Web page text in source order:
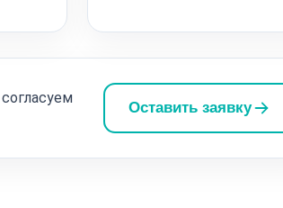
Оставить заявку